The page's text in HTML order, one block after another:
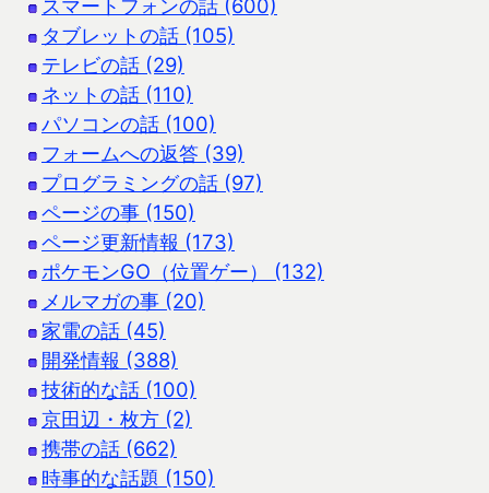
スマートフォンの話 (600)
タブレットの話 (105)
テレビの話 (29)
ネットの話 (110)
パソコンの話 (100)
フォームへの返答 (39)
プログラミングの話 (97)
ページの事 (150)
ページ更新情報 (173)
ポケモンGO（位置ゲー） (132)
メルマガの事 (20)
家電の話 (45)
開発情報 (388)
技術的な話 (100)
京田辺・枚方 (2)
携帯の話 (662)
時事的な話題 (150)